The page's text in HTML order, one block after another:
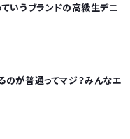
ていうブランドの高級生デニ
のが普通ってマジ？みんなエ